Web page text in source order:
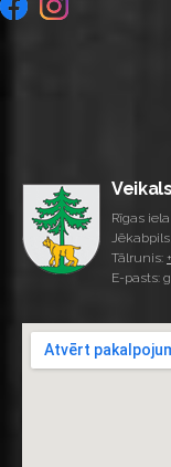
Rīgas
Tālrunis:
E-pasts: